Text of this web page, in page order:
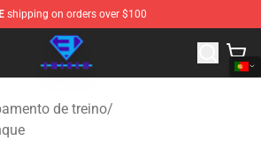
shipping on orders over $100
Official Eminem Merchandise Shop
de treino/